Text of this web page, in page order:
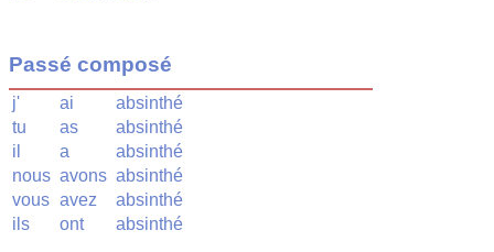
Passé composé
j' ai
absinthé
tu
as
absinthé
il
a
absinthé
nous avons absinthé
vous avez
absinthé
ils
ont absinthé